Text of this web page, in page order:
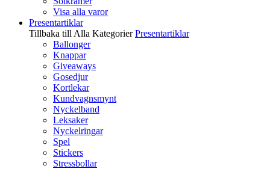
Visa alla varor
Presentartiklar
Tillbaka till Alla Kategorier Presentartiklar
Ballonger
Knappar
Giveaways
Gosedjur
Kortlekar
Kundvagnsmynt
Nyckelband
Leksaker
Nyckelringar
Spel
Stickers
Stressbollar